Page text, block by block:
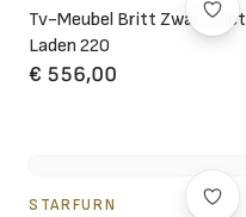
Tv-Meubel Britt Zwart met
Laden 220
€ 556,00
STARFURN